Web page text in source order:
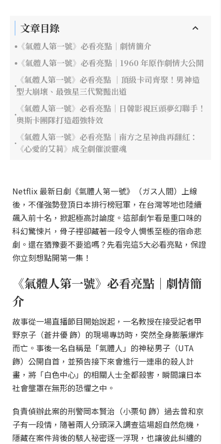
文章目錄
《氣體人第一號》必看亮點｜劇情簡介
《氣體人第一號》必看亮點｜1960 年原作劇情大公開
《氣體人第一號》必看亮點 ｜頂級卡司齊聚！男神造
型大崩壞、最強星三代驚豔出道
《氣體人第一號》必看亮點｜日韓影視巨頭夢幻聯手！
奧斯卡團隊打造超強特效
《氣體人第一號》必看亮點｜南方之星神曲再翻紅：
《心愛的艾莉》成全劇催淚靈魂
Netflix 最新日劇《氣體人第一號》（ガス人間）上線
後，不僅強勢登頂日本排行榜冠軍，在台灣等地也陸續
飆入前十名，掀起極高討論度。這部劇乍看是重口味的
科幻驚悚片，骨子裡卻藏著一段令人惆悵至極的宿命悲
劇。還在猶豫要不要追嗎？先看完這5大必看亮點，保證
你立刻想點開第一集！
《氣體人第一號》必看亮點｜劇情簡
介
故事從一場直播節目開始說起，一名教授在接受記者甲
野京子（蒼井優 飾）的現場專訪時，突然全身膨脹爆炸
而亡。事後一名自稱是「氣體人」的神秘男子（UTA
飾）公開自首，並預告接下來會進行一連串的殺人計
畫，將「白色中心」的相關人士全都殺害，瞬間讓日本
社會壟罩在無形的恐懼之中。
負責偵辦此案的刑警岡本賢治（小栗旬 飾）過去曾和京
子有一段情，隨著兩人分頭深入調查這場超自然危機，
隱藏在案件背後的駭人祕密逐一浮現，也讓彼此糾纏的